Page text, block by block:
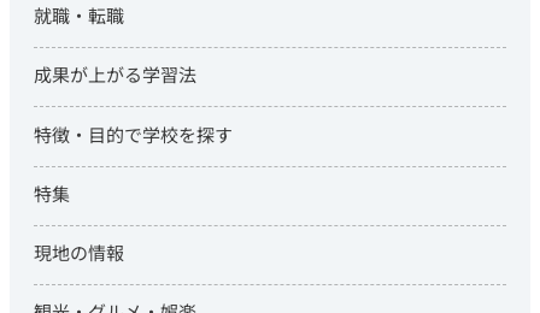
就職・転職
成果が上がる学習法
特徴・目的で学校を探す
特集
現地の情報